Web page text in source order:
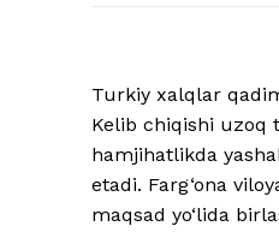
Turkiy xalqlar
Kelib chiqishi uzoq
hamjihatlikda
etadi. Farg‘ona
maqsad yo‘lida